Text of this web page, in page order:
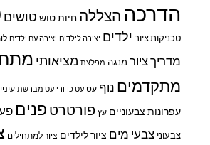
הדרכה הצללה חיותטוש טושים
טכניקות ציור ילדים יצירה לילדים יצירה עם ילדים
מדריך ציור מנגה מפלצת מציאותי
מתקדמים נוף עט עט כדורי עט מברשת
עפרונות צבעוניים עץ פורטרט פנים
צבעוני צבעי מים ציור לילדים ציור למתחילים